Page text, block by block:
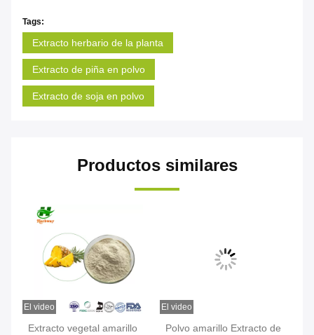
Tags:
Extracto herbario de la planta
Extracto de piña en polvo
Extracto de soja en polvo
Productos similares
El video
Extracto vegetal amarillo
El video
Polvo amarillo Extracto de